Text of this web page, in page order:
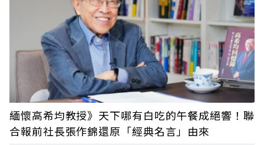
緬懷高希均教授》天下哪有白吃的午餐成絕響！聯
合報前社長張作錦還原「經典名言」由來